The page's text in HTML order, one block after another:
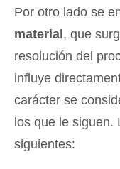
Por otro lado se
material , que
resolución del
influye
carácter se
los que le
siguientes: